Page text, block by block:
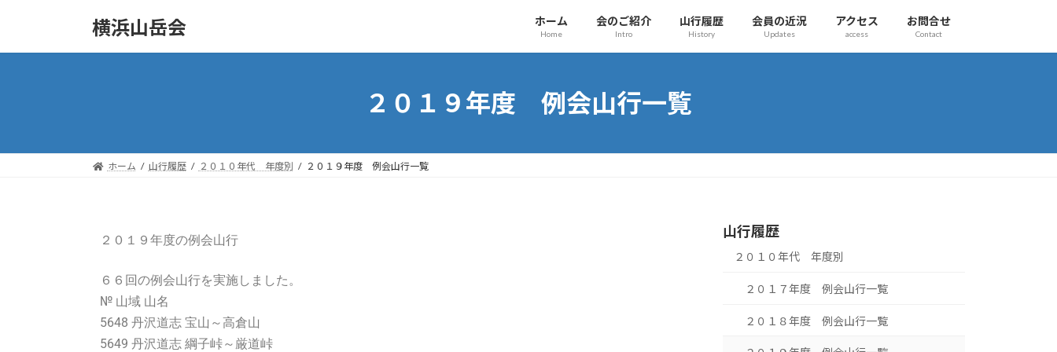
横浜山岳会 ホーム
Home
会のご紹介
Intro
山行履歴
History
会員の近況
Updates
アクセス
access
お問合せ
Contact
２０１９年度 例会山行一覧
ホーム 山行履歴 ２０１０年代 年度別 ２０１９年度 例会山行一覧
２０１９年度の例会山行
６６回の例会山行を実施しました。
№ 山域 山名
5648 丹沢道志 宝山～高倉山
5649 丹沢道志 綱子峠～厳道峠
山行履歴
２０１０年代 年度別
２０１７年度 例会山行一覧
２０１８年度 例会山行一覧